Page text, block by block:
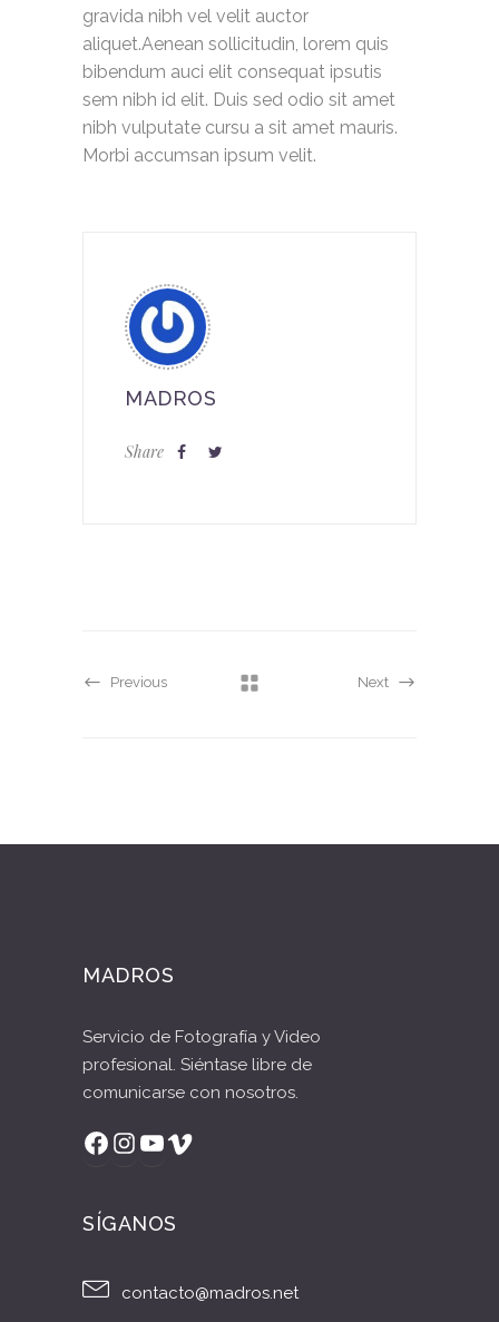
gravida nibh vel velit auctor
aliquet.Aenean sollicitudin, lorem quis
bibendum auci elit consequat ipsutis
sem nibh id elit. Duis sed odio sit amet
nibh vulputate cursu a sit amet mauris.
Morbi accumsan ipsum velit.
MADROS
Share
Previous Next
MADROS
Servicio de Fotografía y Video
profesional. Siéntase libre de
comunicarse con nosotros.
Facebook
Instagram
YouTube
SÍGANOS
contacto@madros.net